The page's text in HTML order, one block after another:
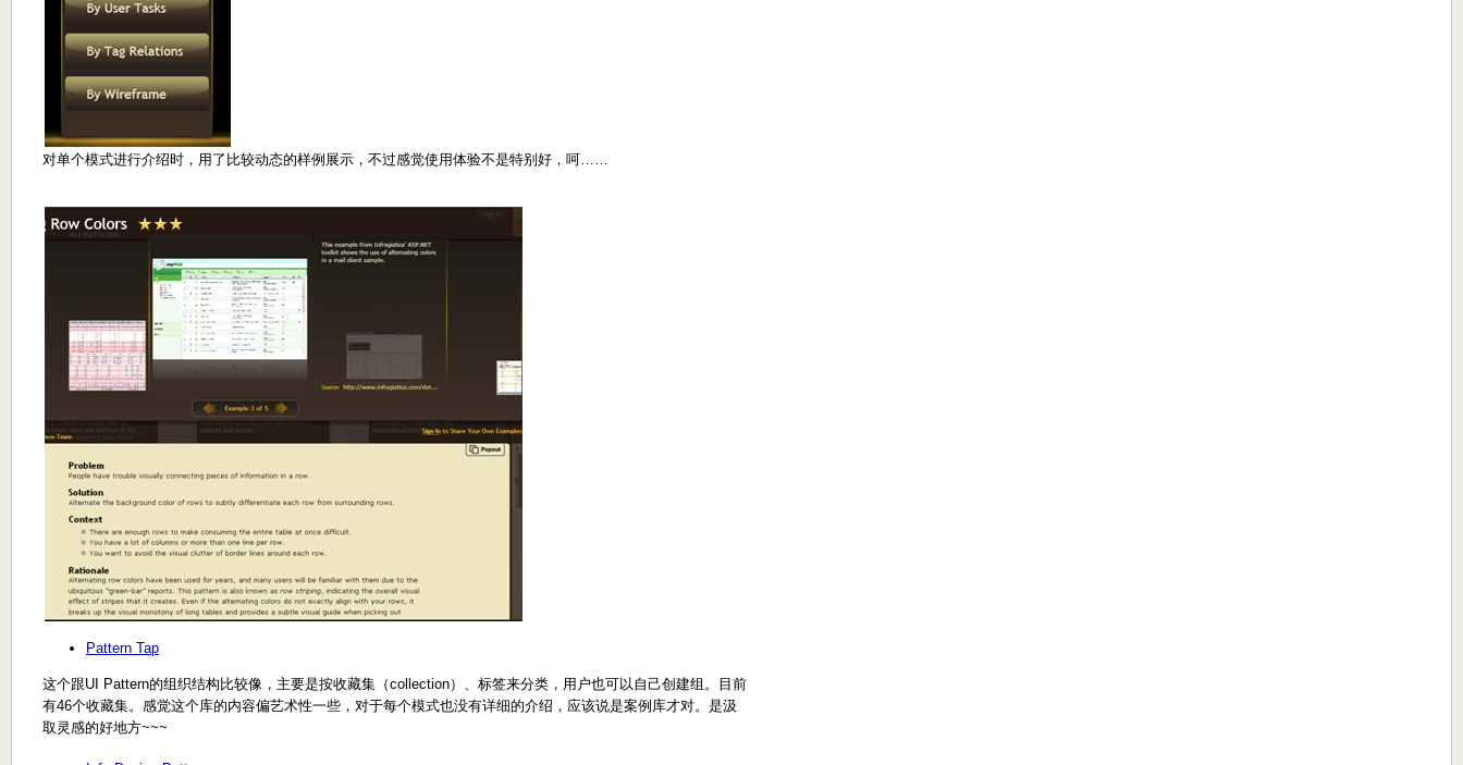
对单个模式进行介绍时，用了比较动态的样例展示，不过感觉使用体验不是特别好，呵……
Pattern Tap
这个跟UI Pattern的组织结构比较像，主要是按收藏集（collection）、标签来分类，用户也可以自己创建组。目前
有46个收藏集。感觉这个库的内容偏艺术性一些，对于每个模式也没有详细的介绍，应该说是案例库才对。是汲
取灵感的好地方~~~